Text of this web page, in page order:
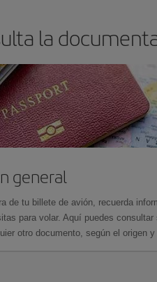
la
general
de tu billete de avión, recuerda
para volar. Aquí puedes
otro documento, según el origen